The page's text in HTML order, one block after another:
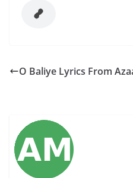
O Baliye Lyrics From